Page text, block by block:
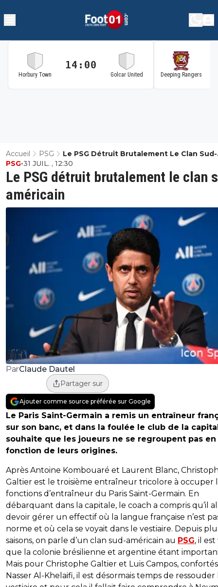
Horbury Town
14:00
Golcar United Deeping Rangers
Accueil PSG
Le PSG Détruit Brutalement Le Clan Sud-
Américain
Le PSG détruit brutalement le clan
américain
PSG•31 JUIL. , 12:30
ParClaude Dautel
Partager sur
Ajouter comme source préférée sur Google
Le Paris Saint-Germain a remis un entraîneur
sur son banc, et dans la foulée le club de la
souhaite que les joueurs ne se regroupent pas en
fonction de leurs origines.
Après Antoine Kombouaré et Laurent Blanc,
Galtier est le troisième entraîneur tricolore à occuper
fonctions d’entraîneur du Paris Saint-Germain. En
débarquant dans la capitale, le coach a compris qu’il
devoir gérer un effectif où la langue française n’est
norme et où cela se voyait dans le vestiaire. Depuis
saisons, on parle d’un clan sud-américain au PSG, il est
que la colonie brésilienne et argentine étant
Mais pour Christophe Galtier et Luis Campos,
Nasser Al-Khelaifi, il est désormais temps de ressouder